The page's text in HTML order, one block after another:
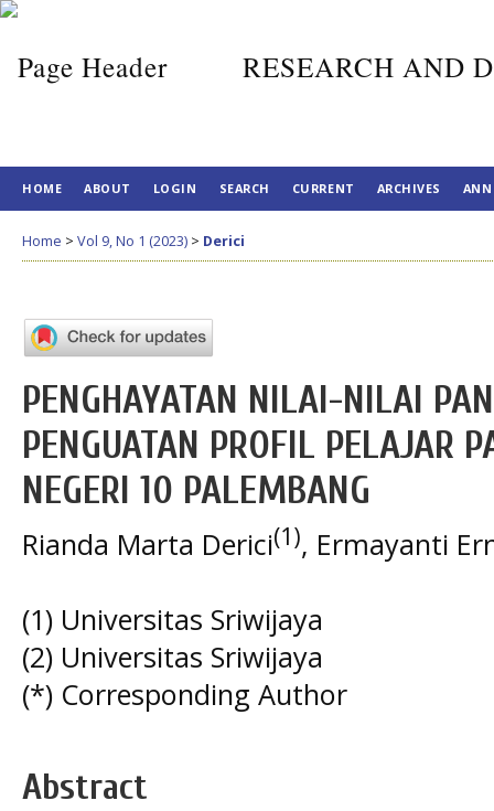
RESEARCH AND
HOME ABOUT LOGIN SEARCH CURRENT ARCHIVES
Home > Vol 9, No 1 (2023) > Derici
PENGHAYATAN NILAI-NILAI
PENGUATAN PROFIL PELAJAR
NEGERI 10 PALEMBANG
Rianda Marta Derici(1), Ermayanti
(1) Universitas Sriwijaya
(2) Universitas Sriwijaya
(*) Corresponding Author
Abstract